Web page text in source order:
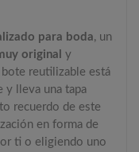
para boda, un
original y
reutilizable está
y lleva una tapa
recuerdo de este
en forma de
ti o eligiendo uno